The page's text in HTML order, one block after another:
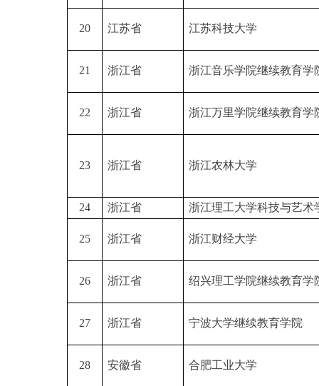
20 江苏省 江苏科技大学
21 浙江省 浙江音乐学院继续教育学
22 浙江省 浙江万里学院继续教育学
23 浙江省 浙江农林大学
24 浙江省 浙江理工大学科技与艺术
25 浙江省 浙江财经大学
26 浙江省 绍兴理工学院继续教育学
27 浙江省 宁波大学继续教育学院
28 安徽省 合肥工业大学